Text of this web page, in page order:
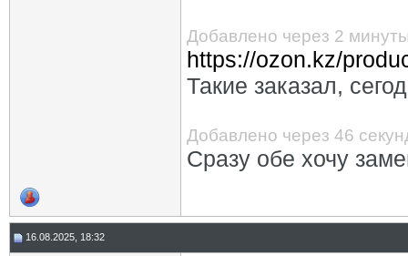
Добавлено через 2
https://ozon.kz/
Такие заказал,
Добавлено через 46
Сразу обе хочу
16.08.2025, 18:32